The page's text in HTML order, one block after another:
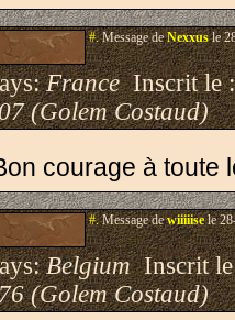
#.Message deNexxusle
FranceInscrit le
(Golem Costaud)
courage à toute
#.Message dewiiiiisele
BelgiumInscrit
(Golem Costaud)